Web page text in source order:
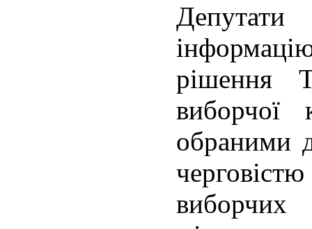
рішення
виборчої
обраними
виборчих